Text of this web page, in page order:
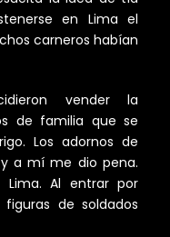
en Lima el
carneros habían
vender la
de familia que se
Los adornos de
a mí me dio pena.
Lima. Al entrar por
de soldados